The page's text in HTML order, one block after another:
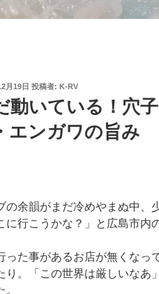
月19日 投稿者: K-RV
動いている！穴
エンガワの旨み
の余韻がまだ冷めやまぬ中、
に行こうかな？」と広島市内
った事があるお店が無くなっ
り。「この世界は厳しいなあ
。